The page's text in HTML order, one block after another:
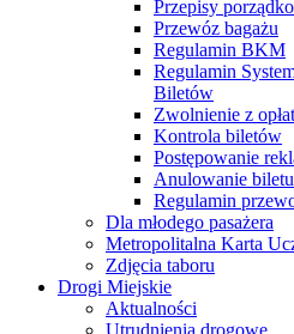
Przepisy
Przewóz bagażu
Regulamin BKM
Regulamin
Biletów
Zwolnienie z
Kontrola biletów
Postępowanie
Anulowanie
Regulamin
Dla młodego pasażera
Metropolitalna Karta
Zdjęcia taboru
Drogi Miejskie
Aktualności
Utrudnienia drogowe